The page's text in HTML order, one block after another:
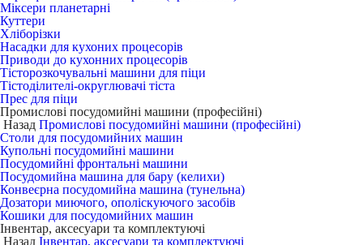
Міксери планетарні
Куттери
Хліборізки
Насадки для кухоних процесорів
Приводи до кухонних процесорів
Тісторозкочувальні машини для піци
Тістоділителі-округлювачі тіста
Прес для піци
Промислові посудомийні машини (професійні)
Назад Промислові посудомийні машини (професійні)
Столи для посудомийних машин
Купольні посудомийні машини
Посудомийні фронтальні машини
Посудомийна машина для бару (келихи)
Конвеєрна посудомийна машина (тунельна)
Дозатори миючого, ополіскуючого засобів
Кошики для посудомийних машин
Інвентар, аксесуари та комплектуючі
Назад Інвентар, аксесуари та комплектуючі